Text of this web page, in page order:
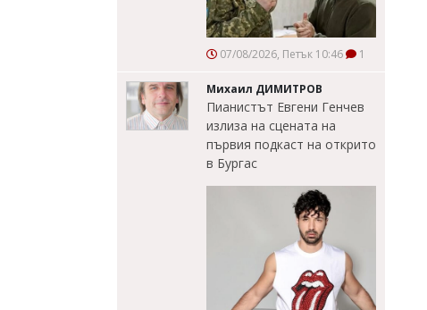
07/08/2026, Петък 10:46 1
Михаил ДИМИТРОВ
Пианистът Евгени Генчев
излиза на сцената на
първия подкаст на открито
в Бургас